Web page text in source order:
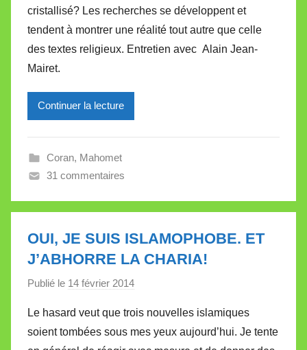
e
i
a
cristallisé? Les recherches se développent et
tendent à montrer une réalité tout autre que celle
des textes religieux. Entretien avec Alain Jean-
Mairet.
Continuer la lecture
Coran, Mahomet
31 commentaires
OUI, JE SUIS ISLAMOPHOBE. ET
J’ABHORRE LA CHARIA!
Publié le 14 février 2014
r
M
Le hasard veut que trois nouvelles islamiques
soient tombées sous mes yeux aujourd’hui. Je tente